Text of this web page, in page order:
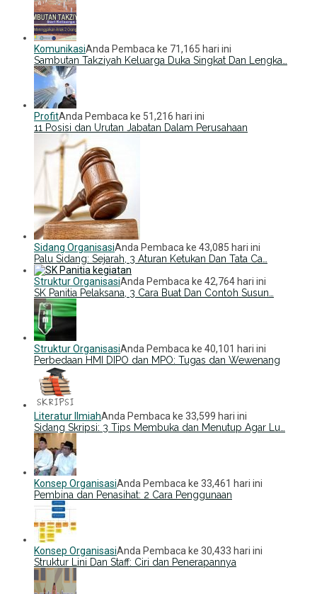
KomunikasiAnda Pembaca ke 71,165 hari ini
Sambutan Takziyah Keluarga Duka Singkat Dan Lengka…
ProfitAnda Pembaca ke 51,216 hari ini
11 Posisi dan Urutan Jabatan Dalam Perusahaan
Sidang OrganisasiAnda Pembaca ke 43,085 hari ini
Palu Sidang: Sejarah, 3 Aturan Ketukan Dan Tata Ca…
Struktur OrganisasiAnda Pembaca ke 42,764 hari ini
SK Panitia Pelaksana, 3 Cara Buat Dan Contoh Susun…
Struktur OrganisasiAnda Pembaca ke 40,101 hari ini
Perbedaan HMI DIPO dan MPO: Tugas dan Wewenang
Literatur IlmiahAnda Pembaca ke 33,599 hari ini
Sidang Skripsi: 3 Tips Membuka dan Menutup Agar Lu…
Konsep OrganisasiAnda Pembaca ke 33,461 hari ini
Pembina dan Penasihat: 2 Cara Penggunaan
Konsep OrganisasiAnda Pembaca ke 30,433 hari ini
Struktur Lini Dan Staff: Ciri dan Penerapannya